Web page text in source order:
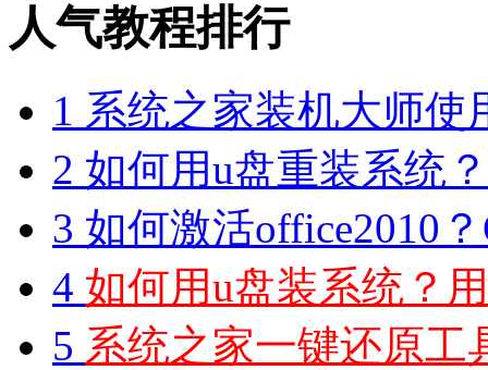
人气教程排行
1 系统之家装机大师使
2 如何用u盘重装系统
3 如何激活office2010
4 如何用u盘装系统？
5 系统之家一键还原工